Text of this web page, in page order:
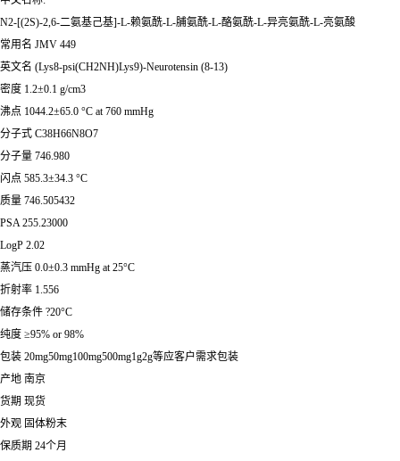
N2-[(2S)-2,6-二氨基己基]-L-赖氨酰-L-脯氨酰-L-酪氨酰-L-异亮氨酰-L-亮氨酸
常用名 JMV 449
英文名 (Lys8-psi(CH2NH)Lys9)-Neurotensin (8-13)
密度 1.2±0.1 g/cm3
沸点 1044.2±65.0 °C at 760 mmHg
分子式 C38H66N8O7
分子量 746.980
闪点 585.3±34.3 °C
质量 746.505432
PSA 255.23000
LogP 2.02
蒸汽压 0.0±0.3 mmHg at 25°C
折射率 1.556
储存条件 ?20°C
纯度 ≥95% or 98%
包装 20mg50mg100mg500mg1g2g等应客户需求包装
产地 南京
货期 现货
外观 固体粉末
保质期 24个月